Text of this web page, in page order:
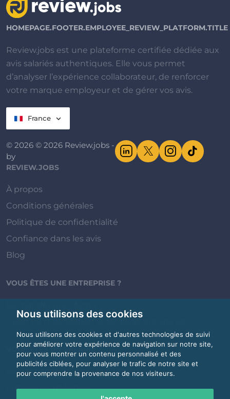
Nous utilisons des cookies
Nous utilisons des cookies et d'autres technologies de suivi
pour améliorer votre expérience de navigation sur notre site,
pour vous montrer un contenu personnalisé et des
publicités ciblées, pour analyser le trafic de notre site et
pour comprendre la provenance de nos visiteurs.
HOMEPAGE.FOOTER.EMPLOYEE_REVIEW_PLATFORM.TITLE
Review.jobs est une plateforme certifiée dédiée aux
avis salariés authentiques. Elle vous permet
d’analyser l’expérience collaborateur, de renforcer
votre marque employeur et de gérer vos avis.
France
© 2026 © 2026 Review.jobs -
by
REVIEW.JOBS
À propos
Conditions générales
Politique de confidentialité
Confiance dans les avis
Blog
VOUS ÊTES UNE ENTREPRISE ?
VOUS ÊTES UN SALARIÉ ?
Se connecter / Créer un compte
Catégories et fiches